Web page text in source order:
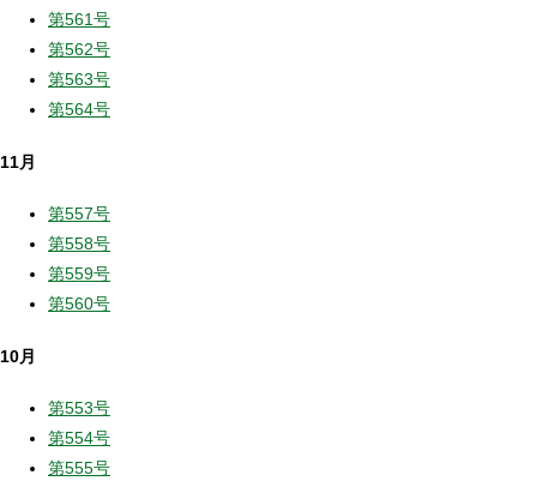
第561号
第562号
第563号
第564号
11月
第557号
第558号
第559号
第560号
10月
第553号
第554号
第555号